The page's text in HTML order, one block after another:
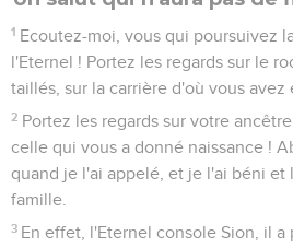
1 Ecoutez-moi, vous qui poursuivez
l'Eternel ! Portez les regards sur le
taillés, sur la carrière d'où vous avez
2 Portez les regards sur votre
celle qui vous a donné naissance !
quand je l'ai appelé, et je l'ai béni et
famille.
3 En effet, l'Eternel console Sion, il a